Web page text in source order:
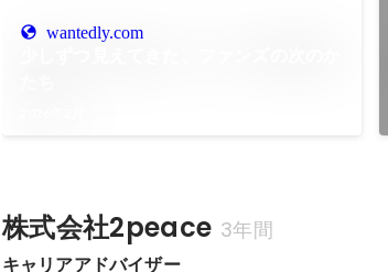
wantedly.com
株式会社2peace 3年間
キャリアアドバイザー